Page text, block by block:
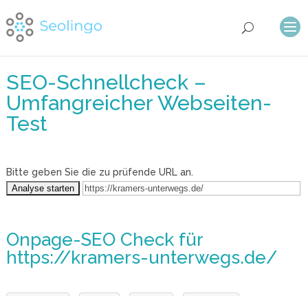
SEO-Schnellcheck –
Umfangreicher Webseiten-
Test
Bitte geben Sie die zu prüfende URL an.
Onpage-SEO Checkfür
https://kramers-unterwegs.de/